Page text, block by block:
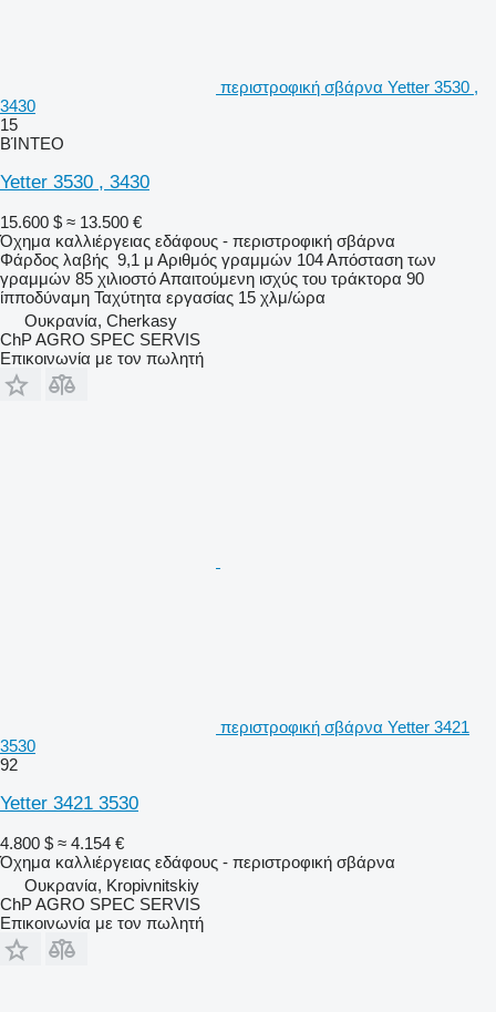
περιστροφική σβάρνα Yetter 3530 ,
3430
15
ΒΊΝΤΕΟ
Yetter 3530 , 3430
15.600 $ ≈ 13.500 €
Όχημα καλλιέργειας εδάφους - περιστροφική σβάρνα
Φάρδος λαβής 9,1 μ Αριθμός γραμμών 104Απόσταση των
γραμμών 85 χιλιοστόΑπαιτούμενη ισχύς του τράκτορα 90
ίπποδύναμη Ταχύτητα εργασίας 15 χλμ/ώρα
Ουκρανία, Cherkasy
ChP AGRO SPEC SERVIS
Επικοινωνία με τον πωλητή
περιστροφική σβάρνα Yetter 3421
3530
92
Yetter 3421 3530
4.800 $ ≈ 4.154 €
Όχημα καλλιέργειας εδάφους - περιστροφική σβάρνα
Ουκρανία, Kropivnitskiy
ChP AGRO SPEC SERVIS
Επικοινωνία με τον πωλητή